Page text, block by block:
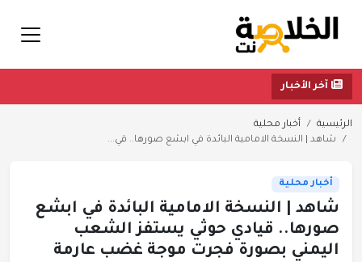
آخر الأخبار
الرئيسية
أخبار محلية
شاهد | النسخة الامامية البائدة في ابشع صورها.. قي...
أخبار محلية
شاهد | النسخة الامامية البائدة في ابشع
صورها.. قيادي حوثي يستفز الشعب
اليمني بصورة فجرت موجة غضب عارمة